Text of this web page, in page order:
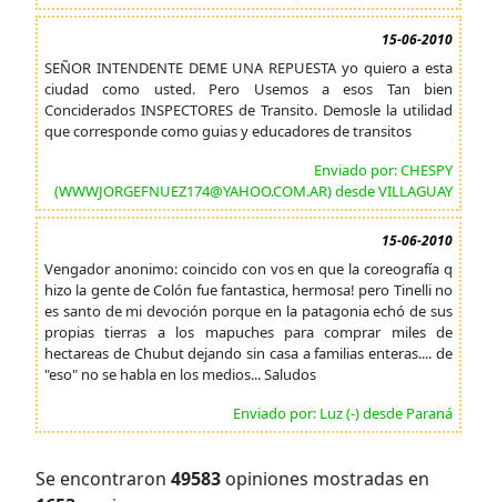
15-06-2010
SEÑOR INTENDENTE DEME UNA REPUESTA yo quiero a esta
ciudad como usted. Pero Usemos a esos Tan bien
Conciderados INSPECTORES de Transito. Demosle la utilidad
que corresponde como guias y educadores de transitos
Enviado por: CHESPY
(WWWJORGEFNUEZ174@YAHOO.COM.AR) desde VILLAGUAY
15-06-2010
Vengador anonimo: coincido con vos en que la coreografía q
hizo la gente de Colón fue fantastica, hermosa! pero Tinelli no
es santo de mi devoción porque en la patagonia echó de sus
propias tierras a los mapuches para comprar miles de
hectareas de Chubut dejando sin casa a familias enteras.... de
"eso" no se habla en los medios... Saludos
Enviado por: Luz (-) desde Paraná
Se encontraron 49583 opiniones mostradas en